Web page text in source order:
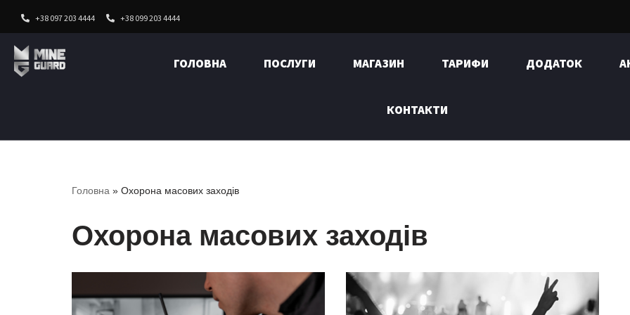
до
вмісту
+38 097 203 4444 +38 099 203 4444
ГОЛОВНА ПОСЛУГИ МАГАЗИН ТАРИФИ ДОДАТОК
КОНТАКТИ
Головна » Охорона масових заходів
Охорона масових заходів